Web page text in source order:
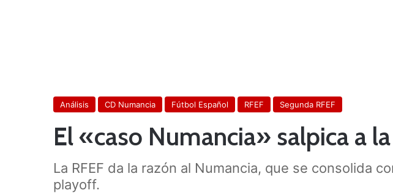
Análisis CD Numancia Fútbol Español RFEF Segunda RFEF
El «caso Numancia» salpica a
La RFEF da la razón al Numancia, que se consolida
playoff.